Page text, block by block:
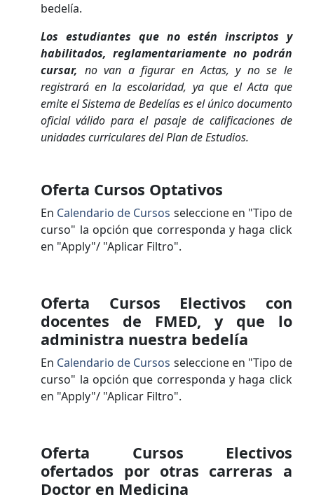
bedelía.
Los estudiantes que no estén inscriptos y
habilitados, reglamentariamente no podrán
cursar, no van a figurar en Actas, y no se le
registrará en la escolaridad, ya que el Acta que
emite el Sistema de Bedelías es el único documento
oficial válido para el pasaje de calificaciones de
unidades curriculares del Plan de Estudios.
Oferta Cursos Optativos
En Calendario de Cursos seleccione en "Tipo de
curso" la opción que corresponda y haga click
en "Apply"/ "Aplicar Filtro".
Oferta Cursos Electivos con
docentes de FMED, y que lo
administra nuestra bedelía
En Calendario de Cursos seleccione en "Tipo de
curso" la opción que corresponda y haga click
en "Apply"/ "Aplicar Filtro".
Oferta Cursos Electivos
ofertados por otras carreras a
Doctor en Medicina